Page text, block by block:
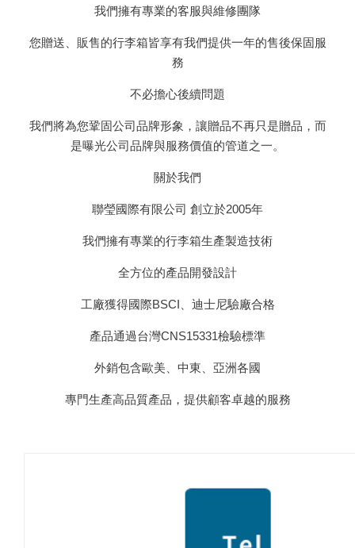
我們擁有專業的客服與維修團隊
您贈送、販售的行李箱皆享有我們提供一年的售後保固服
務
不必擔心後續問題
我們將為您鞏固公司品牌形象，讓贈品不再只是贈品，而
是曝光公司品牌與服務價值的管道之一。
關於我們
聯瑩國際有限公司 創立於2005年
我們擁有專業的行李箱生產製造技術
全方位的產品開發設計
工廠獲得國際BSCI、迪士尼驗廠合格
產品通過台灣CNS15331檢驗標準
外銷包含歐美、中東、亞洲各國
專門生產高品質產品，提供顧客卓越的服務